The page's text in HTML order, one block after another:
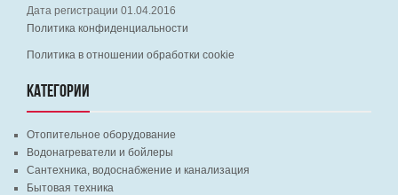
Дата регистрации 01.04.2016
Политика конфиденциальности
Политика в отношении обработки cookie
КАТЕГОРИИ
Отопительное оборудование
Водонагреватели и бойлеры
Сантехника, водоснабжение и канализация
Бытовая техника